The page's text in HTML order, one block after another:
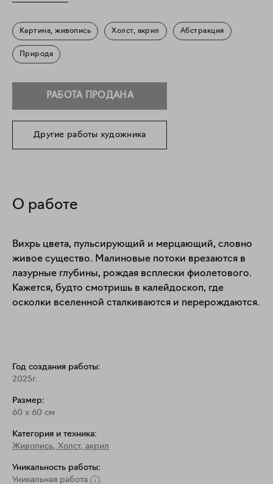
Картина, живопись Холст, акрил Абстракция
Природа
РАБОТА ПРОДАНА
Другие работы художника
О работе
Вихрь цвета, пульсирующий и мерцающий, словно
живое существо. Малиновые потоки врезаются в
лазурные глубины, рождая всплески фиолетового.
Кажется, будто смотришь в калейдоскоп, где
осколки вселенной сталкиваются и перерождаются.
Год создания работы:
2025г.
Размер:
60 x 60 см
Категория и техника:
Живопись, Холст, акрил
Уникальность работы:
Уникальная работа